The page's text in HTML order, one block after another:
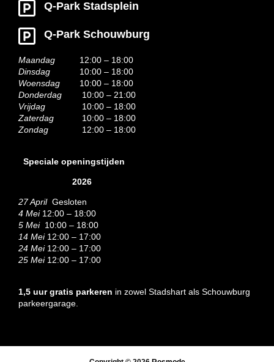
Q-Park Stadsplein
Q-Park Schouwburg
Maandag
12:00 – 18:00
Dinsdag
10:00 – 18:00
Woensdag
10:00 – 18:00
Donderdag
10:00 – 21:00
Vrijdag
10:00 – 18:00
Zaterdag
10:00 – 18:00
Zondag
12:00 – 18:00
Speciale openingstijden
2026
27 AprilGesloten
4 Mei12:00 – 18:00
5 Mei10:00 – 18:00
14 Mei12:00 – 17:00
24 Mei12:00 – 17:00
25 Mei 12:00 – 17:00
1,5 uur gratis parkeren in zowel Stadshart als Schouwburg
parkeergarage.